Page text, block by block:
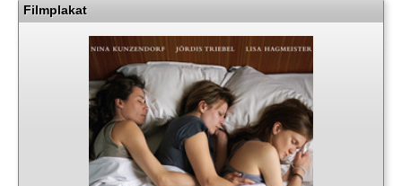
Filmplakat